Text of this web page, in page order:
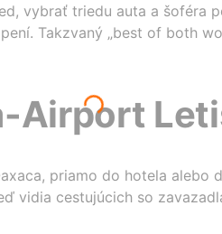
vybrať triedu auta a šoféra
Takzvaný „best of both
Airport
priamo do hotela alebo
vidia cestujúcich so